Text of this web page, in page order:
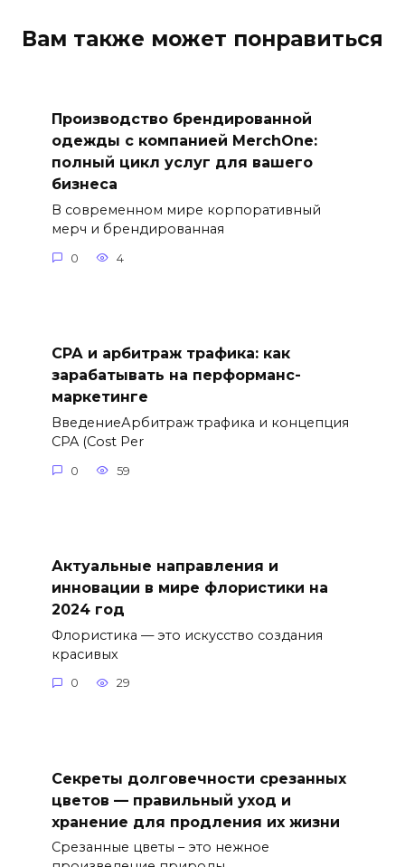
Вам также может понравиться
Производство брендированной
одежды с компанией MerchOne:
полный цикл услуг для вашего
бизнеса
В современном мире корпоративный
мерч и брендированная
0 4
СРА и арбитраж трафика: как
зарабатывать на перформанс-
маркетинге
ВведениеАрбитраж трафика и концепция
CPA (Cost Per
0 59
Актуальные направления и
инновации в мире флористики на
2024 год
Флористика — это искусство создания
красивых
0 29
Секреты долговечности срезанных
цветов — правильный уход и
хранение для продления их жизни
Срезанные цветы – это нежное